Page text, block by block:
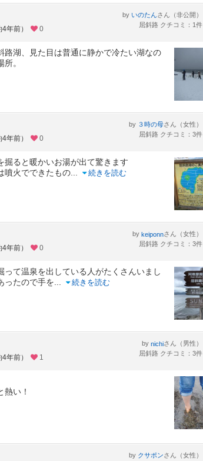
年前） 0
by いのたんさん（非公開）
屈斜路 クチコミ：1件
路湖、見た目は普通に静かで冷たい湖なの
。
年前） 0
by ３時の母さん（女性）
屈斜路 クチコミ：3件
掘ると暖かいお湯が出て驚きます
噴火でできたもの
続きを読む
年前） 0
by keiponnさん（女性）
屈斜路 クチコミ：3件
て温泉を出している人がたくさんいまし
ったので手を
続きを読む
年前） 1
by nichiさん（男性）
屈斜路 クチコミ：3件
い！
by クサポンさん（女性）